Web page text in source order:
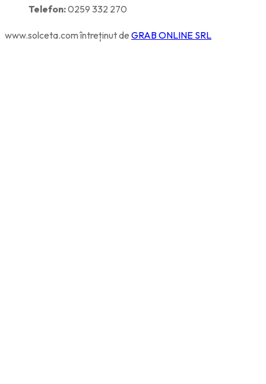
Telefon:0259 332 270
www.solceta.com întreținut de GRAB ONLINE SRL